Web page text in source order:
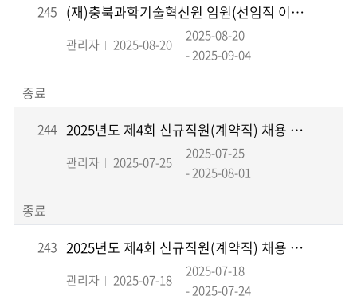
245
(재)충북과학기술혁신원 임원(선임직 이사) 공개모집 공고
관리자 2025-08-20
2025-08-20
- 2025-09-04
종료
244
2025년도 제4회 신규직원(계약직) 채용 재공고 면접전형 결과 및 최종합격자 공고
관리자 2025-07-25
2025-07-25
- 2025-08-01
종료
243
2025년도 제4회 신규직원(계약직) 채용 재공고 인적성검사 결과 및 면접전형 시행계획 공...
관리자 2025-07-18
2025-07-18
- 2025-07-24